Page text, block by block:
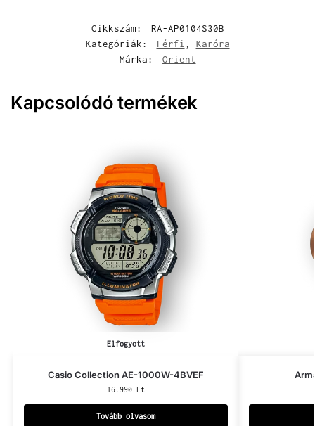
Cikkszám:
RA-AP0104S30B
Kategóriák:
Férfi , Karóra
Márka:
Orient
Kapcsolódó termékek
Elfogyott
Casio Collection AE-1000W-4BVEF
16.990 Ft
Tovább olvasom